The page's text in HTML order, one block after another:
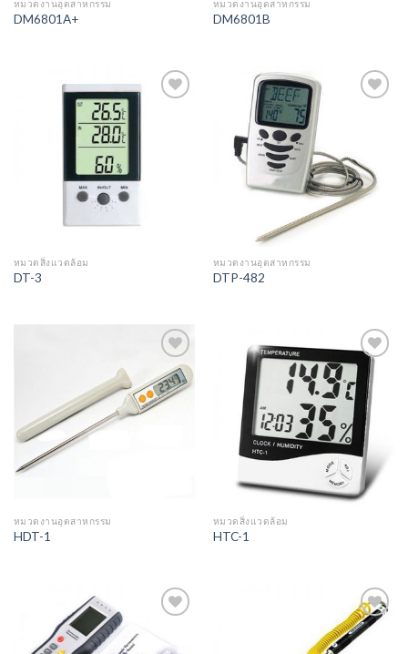
หมวดงานอุตสาหกรรม
DM6801A+
หมวดงานอุตสาหกรรม
DM6801B
หมวดสิ่งแวดล้อม
DT-3
หมวดงานอุตสาหกรรม
DTP-482
Add to
Wishlist
หมวดงานอุตสาหกรรม
HDT-1
Add to
Wishlist
หมวดสิ่งแวดล้อม
HTC-1
Add to
Wishlist